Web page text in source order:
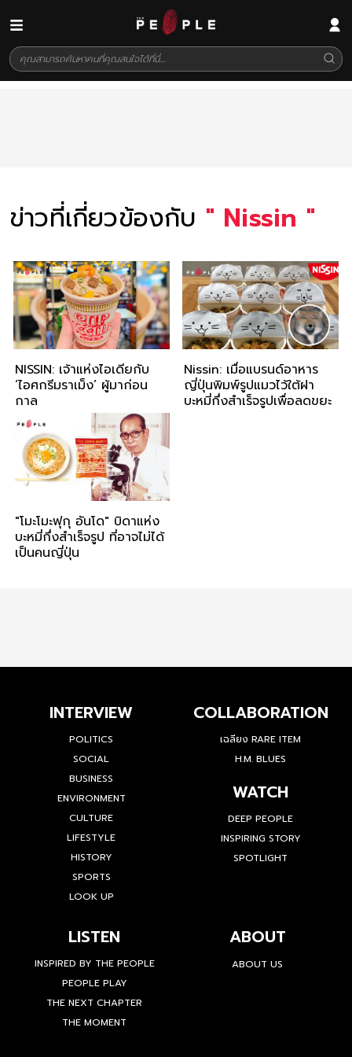
ข่าวที่เกี่ยวข้องกับ " Nissin "
NISSIN: เจ้าแห่งไอเดียกับ
‘ไอศกรีมราเม็ง’ ผู้มาก่อน
กาล
Nissin: เมื่อแบรนด์อาหาร
ญี่ปุ่นพิมพ์รูปแมวไว้ใต้ฝา
บะหมี่กึ่งสำเร็จรูปเพื่อลดขยะ
"โมะโมะฟุกุ อันโด" บิดาแห่ง
บะหมี่กึ่งสำเร็จรูป ที่อาจไม่ได้
เป็นคนญี่ปุ่น
INTERVIEW
POLITICS
SOCIAL
BUSINESS
ENVIRONMENT
CULTURE
LIFESTYLE
HISTORY
SPORTS
LOOK UP
COLLABORATION
เฉลียง RARE ITEM
H.M. BLUES
WATCH
DEEP PEOPLE
INSPIRING STORY
SPOTLIGHT
LISTEN
INSPIRED BY THE PEOPLE
PEOPLE PLAY
THE NEXT CHAPTER
THE MOMENT
ABOUT
ABOUT US